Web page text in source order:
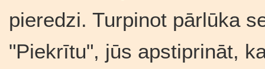
pieredzi. Turpinot pārlūka
"Piekrītu", jūs apstiprināt,